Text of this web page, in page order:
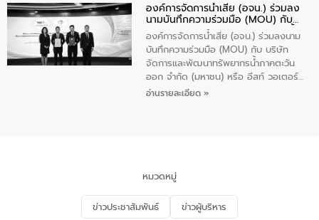
ชุมชนและการบำบัดน้ำเสียเบื้องต้น ให้กับ
นักเรียนชั้นประถมศึกษาปีที่ 5 โรงเรียน
เทศบาล 1 (พะเยาประชานุกูล) จำนวน 30
คน
องค์การจัดการน้ำเสีย (อจน.) ร่วมลง
นามบันทึกความร่วมมือ (MOU) กับ
บริษัท จัดการและพัฒนาทรัพยากรน้ำ
ภาคตะวันออก จำกัด (มหาชน) หรือ อีส
ท์ วอเตอร์
องค์การจัดการน้ำเสีย (อจน.) ร่วมลงนาม
บันทึกความร่วมมือ (MOU) กับ บริษัท
จัดการและพัฒนาทรัพยากรน้ำภาคตะวัน
ออก จำกัด (มหาชน) หรือ อีสท์ วอเตอร์
เมื่อวันอังคารที่ 4 สิงหาคม 2569 ณ ห้อง
ด้านน้ำของประเทศ และเตรียมความพร้อม
รองรับการเติบโตของเมือง รวมถึงการ
ลงทุนในอุตสาหกรรมแห่งอนาคต ตลอดจน
มุ่งตอบโจทย์ความท้าทายจากวิกฤตการ
อ่านรายละเอียด »
หมวดหมู่
ข่าวประชาสัมพันธ์ ข่าวผู้บริหาร